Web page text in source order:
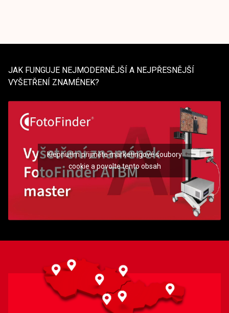
JAK FUNGUJE NEJMODERNĚJŠÍ A NEJPŘESNĚJŠÍ
VYŠETŘENÍ ZNAMÉNEK?
Klepnutím přijměte marketingové soubory
cookie a povolte tento obsah